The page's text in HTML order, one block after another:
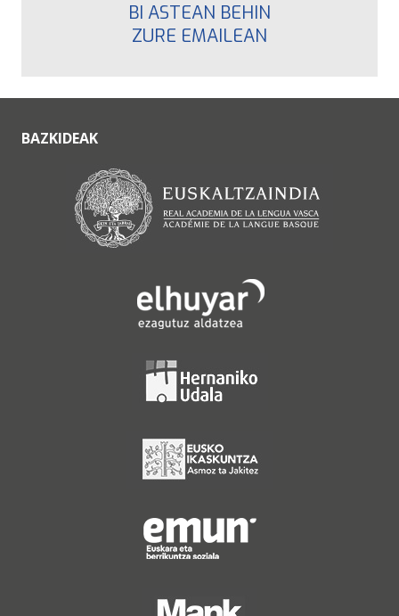
BI ASTEAN BEHIN
ZURE EMAILEAN
BAZKIDEAK